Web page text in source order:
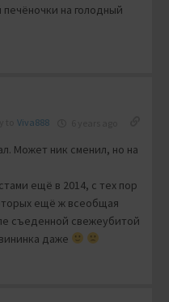
на голодный
Viva888
Может ник сменил, но на
ещё в 2014, с тех пор
ещё ж всеобщая
съеденной свежеубитой
даже